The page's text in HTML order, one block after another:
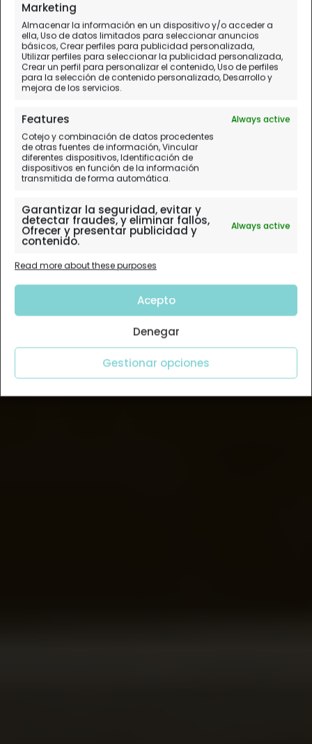
Marketing
Almacenar la información en un dispositivo y/o acceder a
ella, Uso de datos limitados para seleccionar anuncios
básicos, Crear perfiles para publicidad personalizada,
Utilizar perfiles para seleccionar la publicidad personalizada,
Crear un perfil para personalizar el contenido, Uso de perfiles
para la selección de contenido personalizado, Desarrollo y
mejora de los servicios.
Features
Always active
Cotejo y combinación de datos procedentes
de otras fuentes de información, Vincular
diferentes dispositivos, Identificación de
dispositivos en función de la información
transmitida de forma automática.
Garantizar la seguridad, evitar y
detectar fraudes, y eliminar fallos,
Ofrecer y presentar publicidad y
contenido.
Always active
Read more about these purposes
Acepto
Denegar
Gestionar opciones